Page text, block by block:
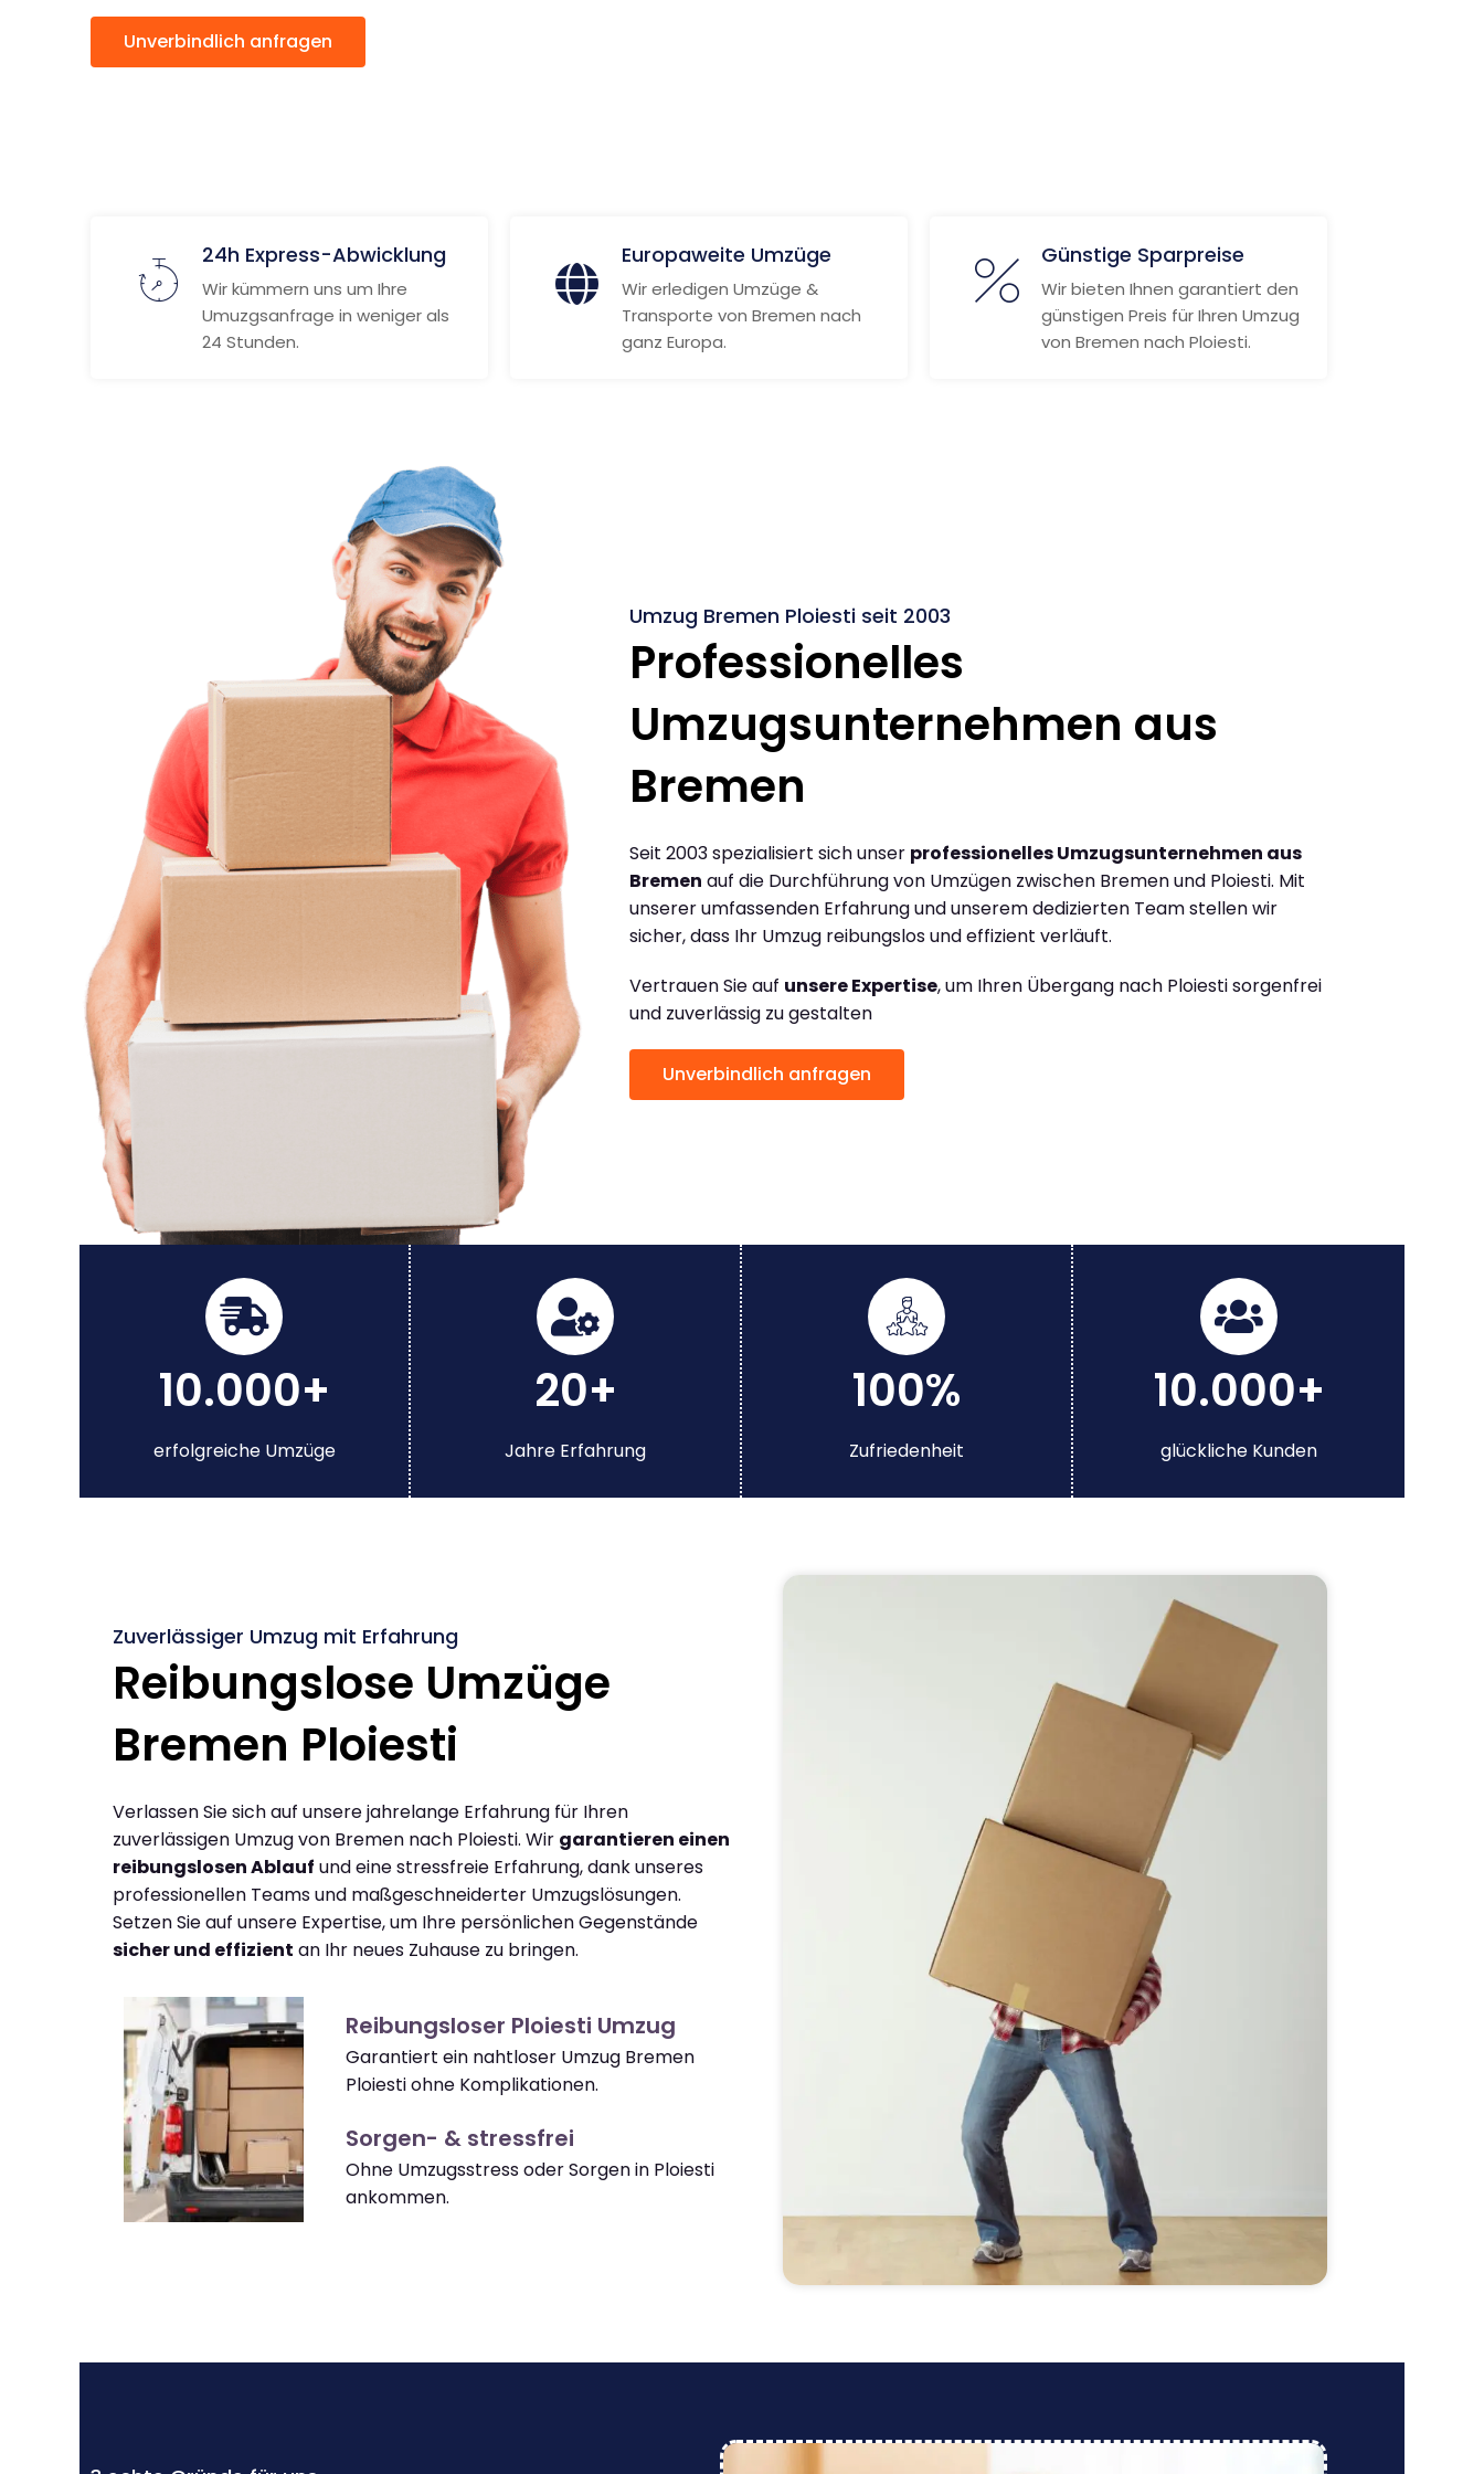
Unverbindlich anfragen
24h Express-Abwicklung
Wir kümmern uns um Ihre
Umuzgsanfrage in weniger als
24 Stunden.
Europaweite Umzüge
Wir erledigen Umzüge &
Transporte von Bremen nach
ganz Europa.
Günstige Sparpreise
Wir bieten Ihnen garantiert den
günstigen Preis für Ihren Umzug
von Bremen nach Ploiesti.
Umzug Bremen Ploiesti seit 2003
Professionelles
Umzugsunternehmen aus
Bremen
Seit 2003 spezialisiert sich unser professionelles Umzugsunternehmen aus
Bremen auf die Durchführung von Umzügen zwischen Bremen und Ploiesti. Mit
unserer umfassenden Erfahrung und unserem dedizierten Team stellen wir
sicher, dass Ihr Umzug reibungslos und effizient verläuft.
Vertrauen Sie auf unsere Expertise, um Ihren Übergang nach Ploiesti sorgenfrei
und zuverlässig zu gestalten
Unverbindlich anfragen
10.000+
erfolgreiche Umzüge
20+
Jahre Erfahrung
100%
Zufriedenheit
10.000+
glückliche Kunden
Zuverlässiger Umzug mit Erfahrung
Reibungslose Umzüge
Bremen Ploiesti
Verlassen Sie sich auf unsere jahrelange Erfahrung für Ihren
zuverlässigen Umzug von Bremen nach Ploiesti. Wir garantieren einen
reibungslosen Ablauf und eine stressfreie Erfahrung, dank unseres
professionellen Teams und maßgeschneiderter Umzugslösungen.
Setzen Sie auf unsere Expertise, um Ihre persönlichen Gegenstände
sicher und effizient an Ihr neues Zuhause zu bringen.
Reibungsloser Ploiesti Umzug
Garantiert ein nahtloser Umzug Bremen
Ploiesti ohne Komplikationen.
Sorgen- & stressfrei
Ohne Umzugsstress oder Sorgen in Ploiesti
ankommen.